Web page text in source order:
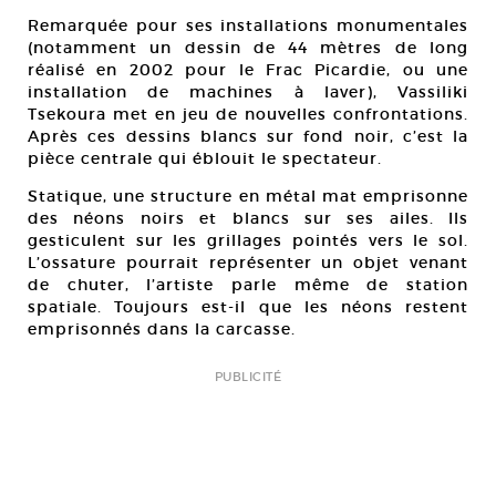
Remarquée pour ses installations monumentales
(notamment un dessin de 44 mètres de long
réalisé en 2002 pour le Frac Picardie, ou une
installation de machines à laver), Vassiliki
Tsekoura met en jeu de nouvelles confrontations.
Après ces dessins blancs sur fond noir, c’est la
pièce centrale qui éblouit le spectateur.
Statique, une structure en métal mat emprisonne
des néons noirs et blancs sur ses ailes. Ils
gesticulent sur les grillages pointés vers le sol.
L’ossature pourrait représenter un objet venant
de chuter, l’artiste parle même de station
spatiale. Toujours est-il que les néons restent
emprisonnés dans la carcasse.
PUBLICITÉ